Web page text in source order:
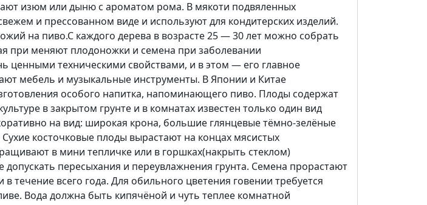
изюм или дыню с ароматом рома. В мякоти подвяленных
и прессованном виде и используют для кондитерских изделий.
на пиво.С каждого дерева в возрасте 25 — 30 лет можно собрать
при меняют плодоножки и семена при заболевании
ценными техническими свойствами, и в этом — его главное
мебель и музыкальные инструменты. В Японии и Китае
особого напитка, напоминающего пиво. Плоды содержат
в закрытом грунте и в комнатах известен только один вид
на вид: широкая крона, большие глянцевые тёмно-зелёные
косточковые плоды вырастают на концах мясистых
в мини тепличке или в горшках(накрыть стеклом)
пересыхания и переувлажнения грунта. Семена прорастают
течение всего года. Для обильного цветения говении требуется
Вода должна быть кипячёной и чуть теплее комнатной